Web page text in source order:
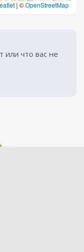
| ©OpenStreetMap
или что вас не